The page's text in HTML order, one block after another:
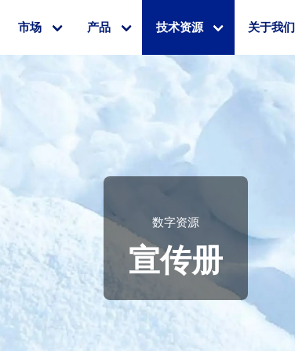
市场 产品 技术资源 关于我们
数字资源
宣传册